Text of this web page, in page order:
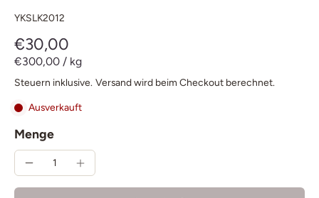
YKSLK2012
€30,00
€300,00 / kg
Steuern inklusive. Versandwird beim Checkout berechnet.
Ausverkauft
Menge